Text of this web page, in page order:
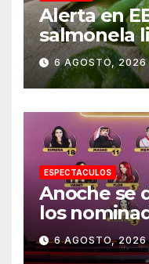
Alerta en
salmonela
mexicanos;
casos
6 AGOSTO, 2026
ESPECTACULOS
Anoche se
los
los
la segunda
6 AGOSTO, 2026